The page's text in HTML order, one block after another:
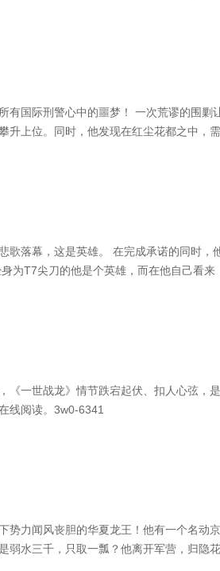
中胜出，那么就出老千吧！！！” ——李强
有国际刑警心中的噩梦！ 一次荒谬的围
升上位。同时，他发现在红尘花都之中，
标，今生，这些祸国殃民的美女能否逃脱
歌落幕，这是英雄。 在完成承诺的同时
为T7尖刀的他是个英雄，而在他自己看
之中而已…… 疯狂已完本《浪迹花都》和
《一世战龙》情节跌宕起伏、扣人心弦，
线阅读。3w0-6341
势力闻风丧胆的华夏龙王！他有一个名动
弱水三千，只取一瓢？他离开军营，归隐
亲友者，势必清算；犯我华夏者，虽远必